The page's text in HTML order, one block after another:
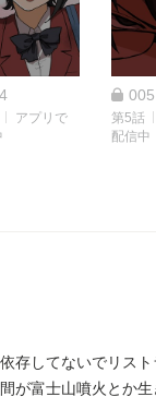
アプリで
005
第5話
配信中
存してないでリス
が富士山噴火とか生